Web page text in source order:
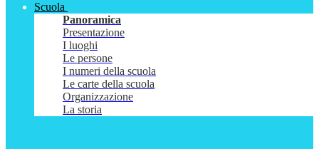
Scuola
Panoramica
Presentazione
I luoghi
Le persone
I numeri della scuola
Le carte della scuola
Organizzazione
La storia